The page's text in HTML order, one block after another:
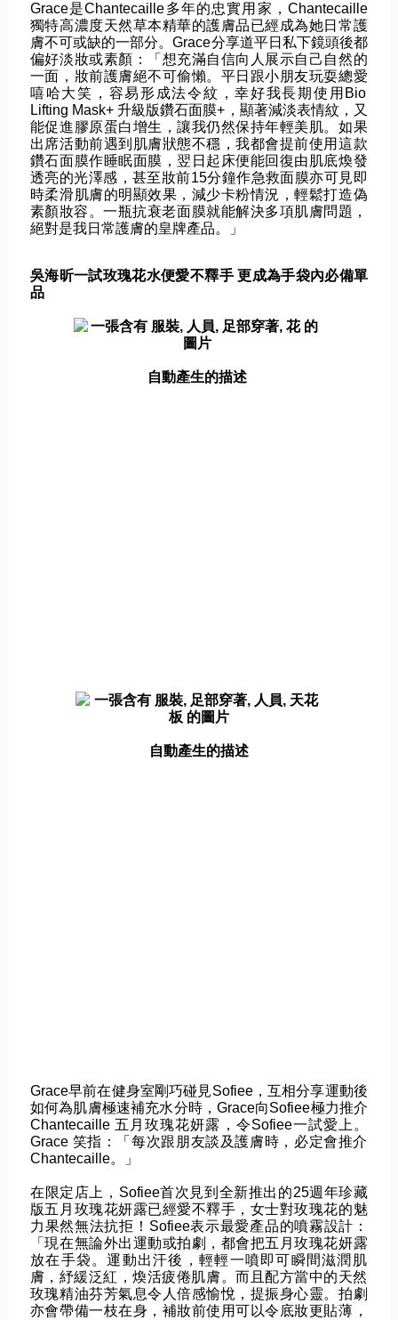
Grace是Chantecaille多年的忠實用家，Chantecaille
獨特高濃度天然草本精華的護膚品已經成為她日常護
膚不可或缺的一部分。Grace分享道平日私下鏡頭後都
偏好淡妝或素顏：「 想充滿自信向人展示自己自然的
一面，妝前護膚絕不可偷懶。 平日跟小朋友玩耍總愛
嘻哈大笑，容易形成法令紋，幸好我長期使用Bio
Lifting Mask+ 升級版鑽石面膜+，顯著減淡表情紋，又
能促進膠原蛋白增生，讓我仍然保持年輕美肌。如果
出席活動前遇到肌膚狀態不穩，我都會提前使用這款
鑽石面膜作睡眠面膜， 翌日起床便能回復由肌底煥發
透亮的光澤感，甚至妝前15分鐘作急救面膜亦可見即
時柔滑肌膚的明顯效果， 減少卡粉情況，輕鬆打造偽
素顏妝容。一瓶抗衰老面膜就能解決多項肌膚問題，
絕對是我日常護膚的皇牌產品。」
吳海昕一試玫瑰花水便愛不釋手 更成為手袋內必備單
品
Grace早前在健身室剛巧碰見Sofiee， 互相分享運動後
如何為肌膚極速補充水分時，Grace向Sofiee極力推介
Chantecaille 五月玫瑰花妍露，令Sofiee一試愛上。
Grace 笑指：「每次跟朋友談及護膚時， 必定會推介
Chantecaille。」
在限定店上， Sofiee首次見到全新推出的25週年珍藏
版五月玫瑰花妍露已經愛不釋手，女士對玫瑰花的魅
力果然無法抗拒！ Sofiee表示最愛產品的噴霧設計：
「現在無論外出運動或拍劇，都會把五月玫瑰花妍露
放在手袋。運動出汗後，輕輕一噴即可瞬間滋潤肌
膚，紓緩泛紅，煥活疲倦肌膚。而且配方當中的天然
玫瑰精油芬芳氣息令人倍感愉悅，提振身心靈。 拍劇
亦會帶備一枝在身，補妝前使用可以令底妝更貼薄，